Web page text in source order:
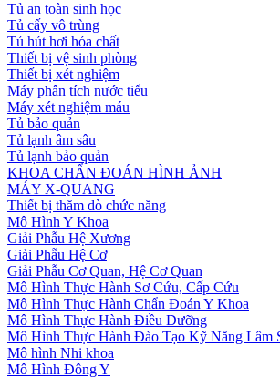
Tủ an toàn sinh học
Tủ cấy vô trùng
Tủ hút hơi hóa chất
Thiết bị vệ sinh phòng
Thiết bị xét nghiệm
Máy phân tích nước tiểu
Máy xét nghiệm máu
Tủ bảo quản
Tủ lạnh âm sâu
Tủ lạnh bảo quản
KHOA CHẨN ĐOÁN HÌNH ẢNH
MÁY X-QUANG
Thiết bị thăm dò chức năng
Mô Hình Y Khoa
Giải Phẫu Hệ Xương
Giải Phẫu Hệ Cơ
Giải Phẫu Cơ Quan, Hệ Cơ Quan
Mô Hình Thực Hành Sơ Cứu, Cấp Cứu
Mô Hình Thực Hành Chẩn Đoán Y Khoa
Mô Hình Thực Hành Điều Dưỡng
Mô Hình Thực Hành Đào Tạo Kỹ Năng Lâm
Mô hình Nhi khoa
Mô Hình Đông Y